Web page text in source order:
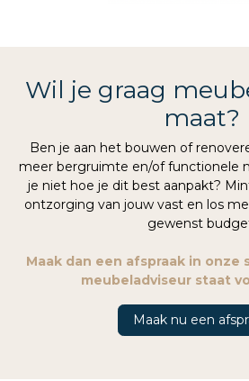
Wil je graag
maat?
Ben je aan het bouwen of
meer bergruimte en/of functionele
je niet hoe je dit best aanpakt?
ontzorging van jouw vast en los
gewenst
Maak dan een afspraak in onze
meubeladviseur staat
Maak nu een